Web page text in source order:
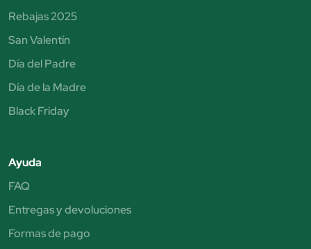
Rebajas 2025
San Valentín
Día del Padre
Día de la Madre
Black Friday
Ayuda
FAQ
Entregas y devoluciones
Formas de pago